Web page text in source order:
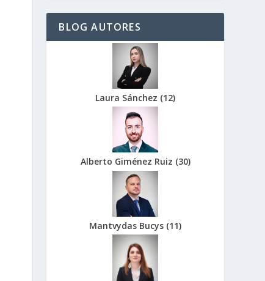
BLOG AUTORES
Laura Sánchez (12)
Alberto Giménez Ruiz (30)
Mantvydas Bucys (11)